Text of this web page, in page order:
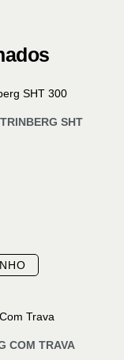
SHT
COM TRAVA